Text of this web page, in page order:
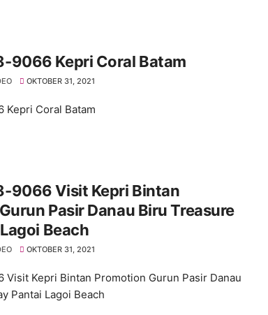
9066 Kepri Coral Batam
OKTOBER 31, 2021
Kepri Coral Batam
9066 Visit Kepri Bintan
Pasir Danau Biru Treasure
Beach
OKTOBER 31, 2021
Visit Kepri Bintan Promotion Gurun Pasir Danau
Pantai Lagoi Beach